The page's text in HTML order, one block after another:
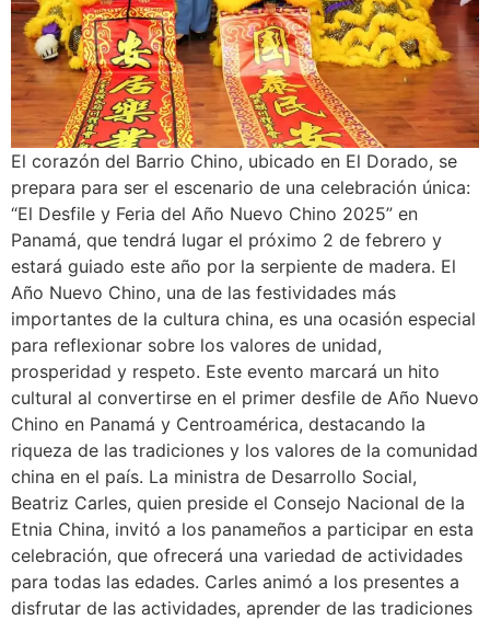
El corazón del Barrio Chino, ubicado en El Dorado, se
prepara para ser el escenario de una celebración única:
“El Desfile y Feria del Año Nuevo Chino 2025” en
Panamá, que tendrá lugar el próximo 2 de febrero y
estará guiado este año por la serpiente de madera. El
Año Nuevo Chino, una de las festividades más
importantes de la cultura china, es una ocasión especial
para reflexionar sobre los valores de unidad,
prosperidad y respeto. Este evento marcará un hito
cultural al convertirse en el primer desfile de Año Nuevo
Chino en Panamá y Centroamérica, destacando la
riqueza de las tradiciones y los valores de la comunidad
china en el país. La ministra de Desarrollo Social,
Beatriz Carles, quien preside el Consejo Nacional de la
Etnia China, invitó a los panameños a participar en esta
celebración, que ofrecerá una variedad de actividades
para todas las edades. Carles animó a los presentes a
disfrutar de las actividades, aprender de las tradiciones